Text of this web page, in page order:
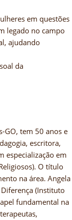
em questões
legado no campo
ajudando
da
GO, tem 50 anos e
escritora,
especialização em
O título
na área. Angela
(Instituto
fundamental na